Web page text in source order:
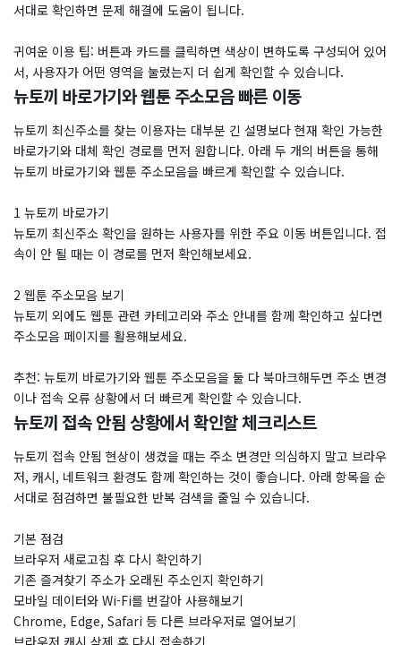
서대로 확인하면 문제 해결에 도움이 됩니다.
귀여운 이용 팁: 버튼과 카드를 클릭하면 색상이 변하도록 구성되어 있어
서, 사용자가 어떤 영역을 눌렀는지 더 쉽게 확인할 수 있습니다.
뉴토끼 바로가기와 웹툰 주소모음 빠른 이동
뉴토끼 최신주소를 찾는 이용자는 대부분 긴 설명보다 현재 확인 가능한
바로가기와 대체 확인 경로를 먼저 원합니다. 아래 두 개의 버튼을 통해
뉴토끼 바로가기와 웹툰 주소모음을 빠르게 확인할 수 있습니다.
1 뉴토끼 바로가기
뉴토끼 최신주소 확인을 원하는 사용자를 위한 주요 이동 버튼입니다. 접
속이 안 될 때는 이 경로를 먼저 확인해보세요.
2 웹툰 주소모음 보기
뉴토끼 외에도 웹툰 관련 카테고리와 주소 안내를 함께 확인하고 싶다면
주소모음 페이지를 활용해보세요.
추천: 뉴토끼 바로가기와 웹툰 주소모음을 둘 다 북마크해두면 주소 변경
이나 접속 오류 상황에서 더 빠르게 확인할 수 있습니다.
뉴토끼 접속 안됨 상황에서 확인할 체크리스트
뉴토끼 접속 안됨 현상이 생겼을 때는 주소 변경만 의심하지 말고 브라우
저, 캐시, 네트워크 환경도 함께 확인하는 것이 좋습니다. 아래 항목을 순
서대로 점검하면 불필요한 반복 검색을 줄일 수 있습니다.
기본 점검
브라우저 새로고침 후 다시 확인하기
기존 즐겨찾기 주소가 오래된 주소인지 확인하기
모바일 데이터와 Wi-Fi를 번갈아 사용해보기
Chrome, Edge, Safari 등 다른 브라우저로 열어보기
브라우저 캐시 삭제 후 다시 접속하기